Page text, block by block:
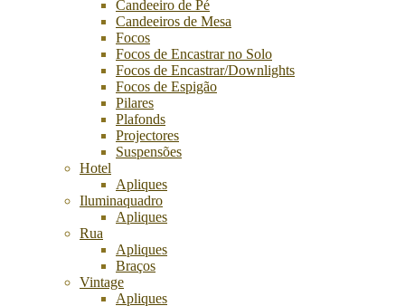
Candeeiro de Pé
Candeeiros de Mesa
Focos
Focos de Encastrar no Solo
Focos de Encastrar/Downlights
Focos de Espigão
Pilares
Plafonds
Projectores
Suspensões
Hotel
Apliques
Iluminaquadro
Apliques
Rua
Apliques
Braços
Vintage
Apliques